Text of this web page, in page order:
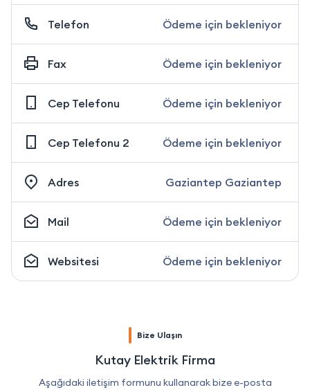
Telefon Ödeme için bekleniyor
Fax Ödeme için bekleniyor
Cep Telefonu Ödeme için bekleniyor
Cep Telefonu 2 Ödeme için bekleniyor
Adres Gaziantep Gaziantep
Mail Ödeme için bekleniyor
Websitesi Ödeme için bekleniyor
Bize Ulaşın
Kutay Elektrik Firma
Aşağıdaki iletişim formunu kullanarak bize e-posta